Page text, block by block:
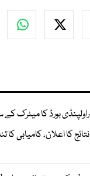
راولپنڈی بورڈ کا میٹرک کے
نتائج کا اعلان، کامیابی کا تناسب